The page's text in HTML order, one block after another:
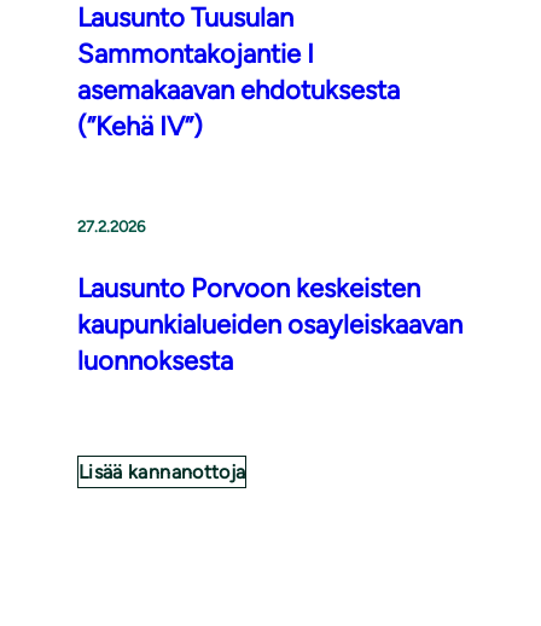
Lausunto Tuusulan
Sammontakojantie I
asemakaavan ehdotuksesta
(”Kehä IV”)
27.2.2026
Lausunto Porvoon keskeisten
kaupunkialueiden osayleiskaavan
luonnoksesta
Lisää kannanottoja